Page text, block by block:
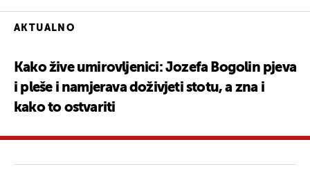
AKTUALNO
Kako žive umirovljenici: Jozefa Bogolin pjeva
i pleše i namjerava doživjeti stotu, a zna i
kako to ostvariti